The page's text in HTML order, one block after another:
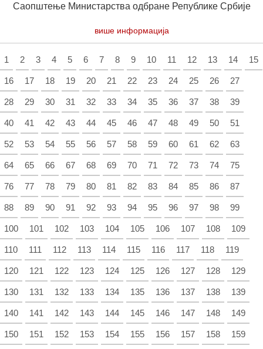
Саопштење Министарства одбране Републике Србије
више информација
1 2 3 4 5 6 7 8 9 10 11 12 13 14 15
16 17 18 19 20 21 22 23 24 25 26 27
28 29 30 31 32 33 34 35 36 37 38 39
40 41 42 43 44 45 46 47 48 49 50 51
52 53 54 55 56 57 58 59 60 61 62 63
64 65 66 67 68 69 70 71 72 73 74 75
76 77 78 79 80 81 82 83 84 85 86 87
88 89 90 91 92 93 94 95 96 97 98 99
100 101 102 103 104 105 106 107 108 109
110 111 112 113 114 115 116 117 118 119
120 121 122 123 124 125 126 127 128 129
130 131 132 133 134 135 136 137 138 139
140 141 142 143 144 145 146 147 148 149
150 151 152 153 154 155 156 157 158 159